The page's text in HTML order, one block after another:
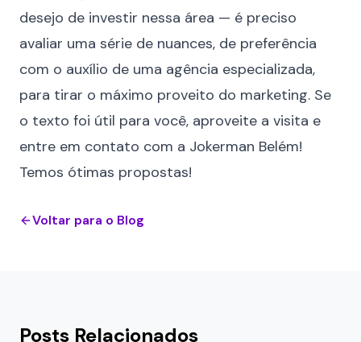
desejo de investir nessa área — é preciso
avaliar uma série de nuances, de preferência
com o auxílio de uma agência especializada,
para tirar o máximo proveito do marketing. Se
o texto foi útil para você, aproveite a visita e
entre em contato com a Jokerman Belém!
Temos ótimas propostas!
Voltar para o Blog
Posts Relacionados